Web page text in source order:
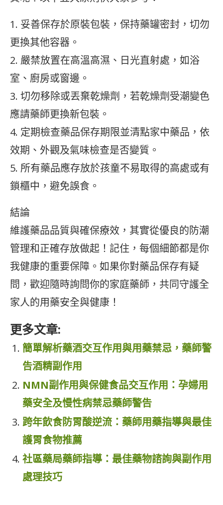
1. 妥善保存於原裝包裝，保持藥罐密封，切勿
更換其他容器。
2. 嚴禁放置在高溫高濕、日光直射處，如浴
室、廚房或窗邊。
3. 切勿移除或丟棄乾燥劑，若乾燥劑受潮變色
應請藥師更換新包裝。
4. 定期檢查藥品保存期限並清點家中藥品，依
效期、外觀及氣味檢查是否變質。
5. 所有藥品應存放於孩童不易取得的高處或有
鎖櫃中，避免誤食。
結論
維護藥品品質與確保療效，其實從優良的防潮
管理和正確存放做起！記住，每個細節都是你
我健康的重要保障。如果你對藥品保存有疑
問，歡迎隨時詢問你的家庭藥師，共同守護全
家人的用藥安全與健康！
更多文章:
簡單解析藥酒交互作用與用藥禁忌，藥師警
告酒精副作用
NMN副作用與保健食品交互作用：孕婦用
藥安全及慢性病禁忌藥師警告
跨年飲食防胃酸逆流：藥師用藥指導與最佳
護胃食物推薦
社區藥局藥師指導：最佳藥物諮詢與副作用
處理技巧